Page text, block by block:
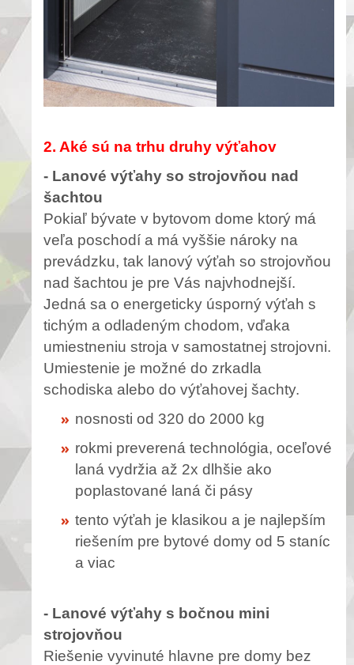
2. Aké sú na trhu druhy výťahov
- Lanové výťahy so strojovňou nad
šachtou
Pokiaľ bývate v bytovom dome ktorý má
veľa poschodí a má vyššie nároky na
prevádzku, tak lanový výťah so strojovňou
nad šachtou je pre Vás najvhodnejší.
Jedná sa o energeticky úsporný výťah s
tichým a odladeným chodom, vďaka
umiestneniu stroja v samostatnej strojovni.
Umiestenie je možné do zrkadla
schodiska alebo do výťahovej šachty.
nosnosti od 320 do 2000 kg
rokmi preverená technológia, oceľové
laná vydržia až 2x dlhšie ako
poplastované laná či pásy
tento výťah je klasikou a je najlepším
riešením pre bytové domy od 5 staníc
a viac
- Lanové výťahy s bočnou mini
strojovňou
Riešenie vyvinuté hlavne pre domy bez